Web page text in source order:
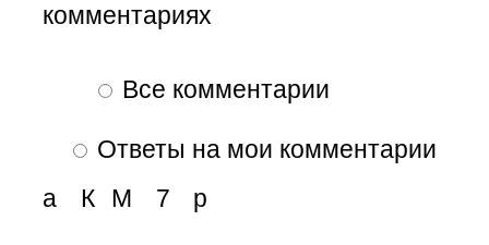
комментариях
Все комментарии
Ответы на мои комментарии
р
7
К
а М